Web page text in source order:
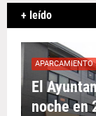
+ leído
APARCAMIENTO
El
noche en